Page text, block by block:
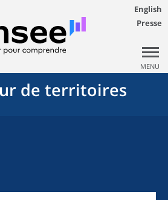
English
Presse
MENU
de territoires